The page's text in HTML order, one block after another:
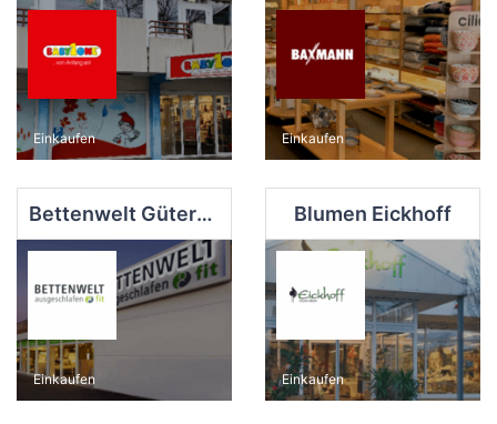
Einkaufen Einkaufen
Bettenwelt Gütersloh
Einkaufen
Blumen Eickhoff
Einkaufen